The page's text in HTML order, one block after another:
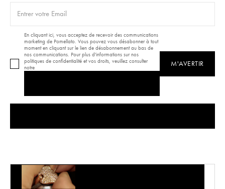
En cliquant ici, vous acceptez de recevoir des communications
marketing de Pomellato. Vous pouvez vous désabonner à tout
moment en cliquant sur le lien de désabonnement au bas de
nos communications. Pour plus d'informations sur nos
politiques de confidentialité et vos droits, veuillez consulter
notre
M'AVERTIR